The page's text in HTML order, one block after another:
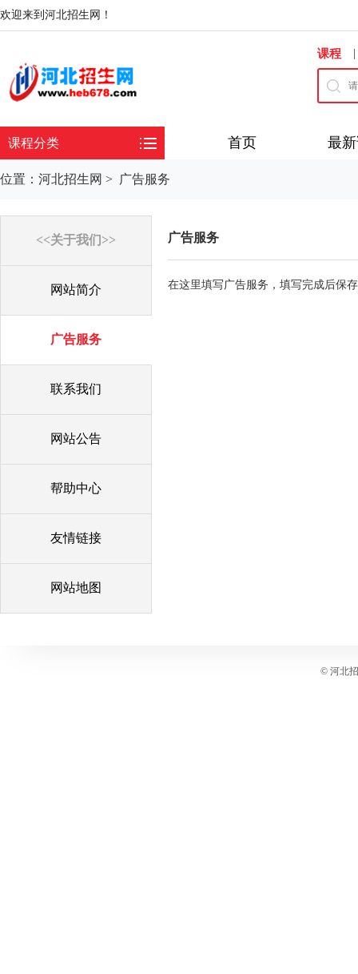
欢迎来到河北招生网！
课程 |
课程分类 首页 最
位置： 河北招生网 > 广告服务
<<关于我们>>
网站简介
广告服务
联系我们
网站公告
帮助中心
友情链接
网站地图
广告服务
在这里填写广告服务，填写完成后保
© 河北